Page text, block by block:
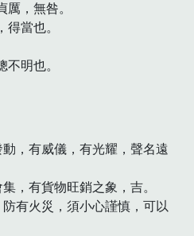
，無咎。
得當也。
不明也。
，有威儀，有光耀，聲名遠
，有貨物旺銷之象，吉。
有火災，須小心謹慎，可以